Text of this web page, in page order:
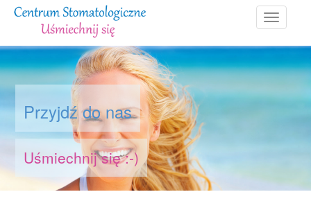
Przyjdź do nas
Uśmiechnij się :-)